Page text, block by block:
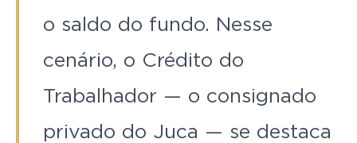
o saldo do fundo. Nesse
cenário, o Crédito do
Trabalhador — o consignado
privado do Juca — se destaca